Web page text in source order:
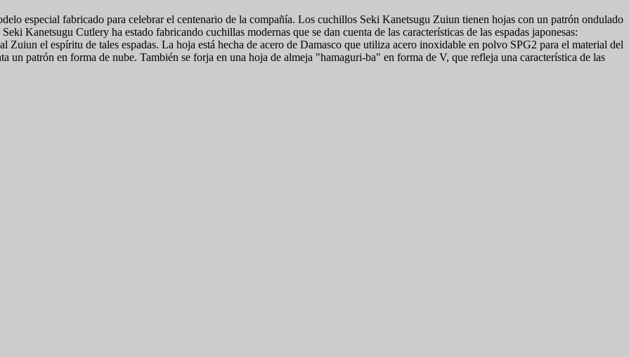
especial fabricado para celebrar el centenario de la compañía. Los cuchillos Seki Kanetsugu Zuiun tienen hojas con un patrón ondulado
Kanetsugu Cutlery ha estado fabricando cuchillas modernas que se dan cuenta de las características de las espadas japonesas:
el espíritu de tales espadas. La hoja está hecha de acero de Damasco que utiliza acero inoxidable en polvo SPG2 para el material del
un patrón en forma de nube. También se forja en una hoja de almeja "hamaguri-ba" en forma de V, que refleja una característica de las